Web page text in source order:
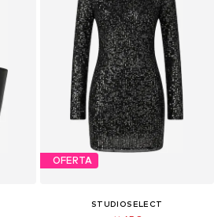
OFERTA
STUDIOSELECT